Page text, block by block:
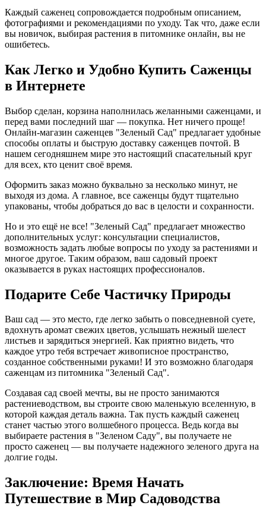
Каждый саженец сопровождается подробным описанием,
фотографиями и рекомендациями по уходу. Так что, даже если
вы новичок, выбирая растения в питомнике онлайн, вы не
ошибетесь.
Как Легко и Удобно Купить Саженцы
в Интернете
Выбор сделан, корзина наполнилась желанными саженцами, и
перед вами последний шаг — покупка. Нет ничего проще!
Онлайн-магазин саженцев "Зеленый Сад" предлагает удобные
способы оплаты и быструю доставку саженцев почтой. В
нашем сегодняшнем мире это настоящий спасательный круг
для всех, кто ценит своё время.
Оформить заказ можно буквально за несколько минут, не
выходя из дома. А главное, все саженцы будут тщательно
упакованы, чтобы добраться до вас в целости и сохранности.
Но и это ещё не все! "Зеленый Сад" предлагает множество
дополнительных услуг: консультации специалистов,
возможность задать любые вопросы по уходу за растениями и
многое другое. Таким образом, ваш садовый проект
оказывается в руках настоящих профессионалов.
Подарите Себе Частичку Природы
Ваш сад — это место, где легко забыть о повседневной суете,
вдохнуть аромат свежих цветов, услышать нежный шелест
листьев и зарядиться энергией. Как приятно видеть, что
каждое утро тебя встречает живописное пространство,
созданное собственными руками! И это возможно благодаря
саженцам из питомника "Зеленый Сад".
Создавая сад своей мечты, вы не просто занимаются
растениеводством, вы строите свою маленькую вселенную, в
которой каждая деталь важна. Так пусть каждый саженец
станет частью этого волшебного процесса. Ведь когда вы
выбираете растения в "Зеленом Саду", вы получаете не
просто саженец — вы получаете надежного зеленого друга на
долгие годы.
Заключение: Время Начать
Путешествие в Мир Садоводства